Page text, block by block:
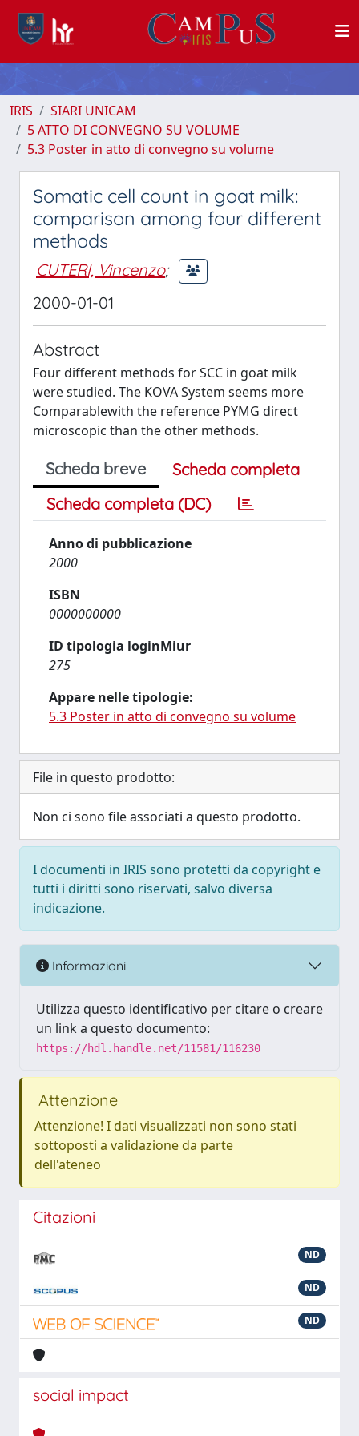
IRIS
SIARI UNICAM
5 ATTO DI CONVEGNO SU VOLUME
5.3 Poster in atto di convegno su volume
Somatic cell count in goat milk:
comparison among four different
methods
CUTERI, Vincenzo;
2000-01-01
Abstract
Four different methods for SCC in goat milk
were studied. The KOVA System seems more
Comparablewith the reference PYMG direct
microscopic than the other methods.
Scheda breve
Scheda completa
Scheda completa (DC)
Anno di pubblicazione
2000
ISBN
0000000000
ID tipologia loginMiur
275
Appare nelle tipologie:
5.3 Poster in atto di convegno su volume
File in questo prodotto:
Non ci sono file associati a questo prodotto.
I documenti in IRIS sono protetti da copyright e
tutti i diritti sono riservati, salvo diversa
indicazione.
Informazioni
Utilizza questo identificativo per citare o creare
un link a questo documento:
https://hdl.handle.net/11581/116230
Attenzione
Attenzione! I dati visualizzati non sono stati
sottoposti a validazione da parte
dell'ateneo
Citazioni
ND
ND
ND
social impact